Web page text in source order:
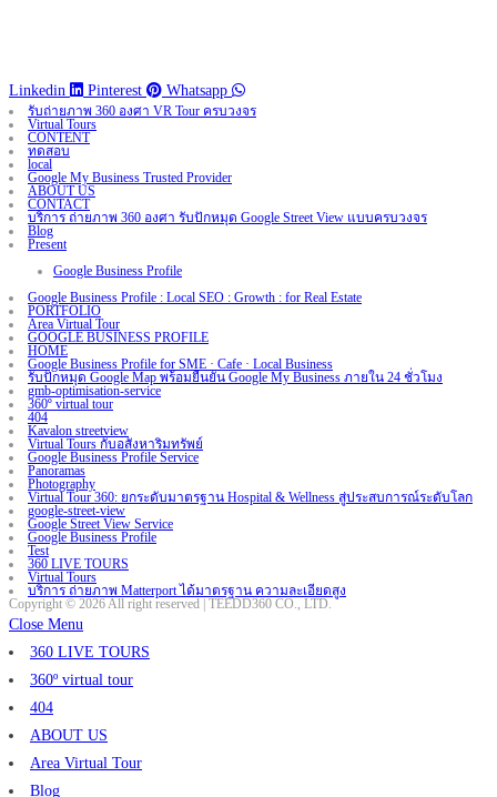
Linkedin Pinterest Whatsapp
รับถ่ายภาพ 360 องศา VR Tour ครบวงจร
Virtual Tours
CONTENT
ทดสอบ
local
Google My Business Trusted Provider
ABOUT US
CONTACT
บริการ ถ่ายภาพ 360 องศา รับปักหมุด Google Street View แบบครบวงจร
Blog
Present
Google Business Profile
Google Business Profile : Local SEO : Growth : for Real Estate
PORTFOLIO
Area Virtual Tour
GOOGLE BUSINESS PROFILE
HOME
Google Business Profile for SME · Cafe · Local Business
รับปักหมุด Google Map พร้อมยืนยัน Google My Business ภายใน 24 ชั่วโมง
gmb-optimisation-service
360º virtual tour
404
Kavalon streetview
Virtual Tours กับอสังหาริมทรัพย์
Google Business Profile Service
Panoramas
Photography
Virtual Tour 360: ยกระดับมาตรฐาน Hospital & Wellness สู่ประสบการณ์ระดับโลก
google-street-view
Google Street View Service
Google Business Profile
Test
360 LIVE TOURS
Virtual Tours
บริการ ถ่ายภาพ Matterport ได้มาตรฐาน ความละเอียดสูง
Copyright © 2026 All right reserved | TEEDD360 CO., LTD.
Close Menu
360 LIVE TOURS
360º virtual tour
404
ABOUT US
Area Virtual Tour
Blog